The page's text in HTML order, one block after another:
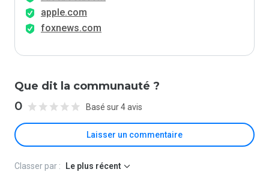
apple.com
foxnews.com
Que dit la communauté ?
0 Basé sur 4 avis
Laisser un commentaire
Classer par : Le plus récent